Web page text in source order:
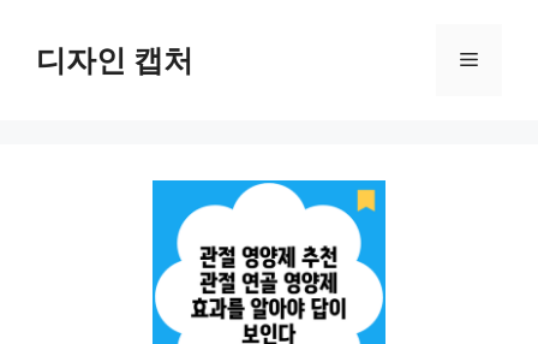
디자인 캡처 메